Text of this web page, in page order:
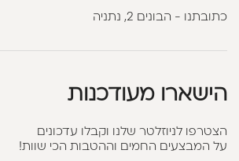
כתובתנו - הבונים 2, נתניה
הישארו מעודכנות
הצטרפו לניוזלטר שלנו וקבלו עדכונים
על המבצעים החמים וההטבות הכי שוות!